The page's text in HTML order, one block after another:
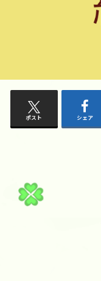
ポスト シェア